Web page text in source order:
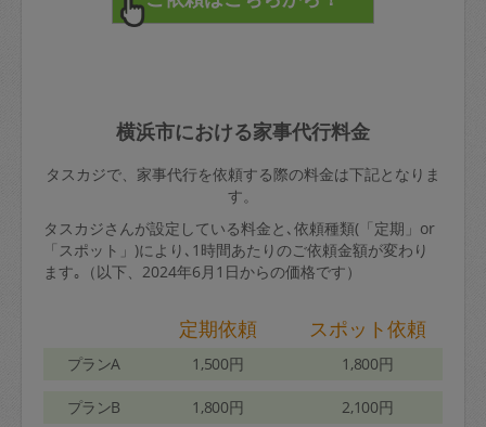
横浜市における家事代行料金
タスカジで、家事代行を依頼する際の料金は下記となりま
す。
タスカジさんが設定している料金と､依頼種類(「定期」or
「スポット」)により､1時間あたりのご依頼金額が変わり
ます｡（以下、2024年6月1日からの価格です）
定期依頼 スポット依頼
プランA 1,500円 1,800円
プランB 1,800円 2,100円